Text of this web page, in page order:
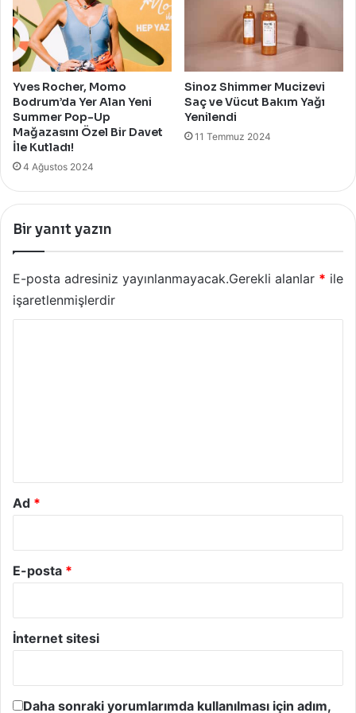
Yves Rocher, Momo
Bodrum’da Yer Alan Yeni
Summer Pop-Up
Mağazasını Özel Bir Davet
İle Kutladı!
4 Ağustos 2024
Sinoz Shimmer Mucizevi
Saç ve Vücut Bakım Yağı
Yenilendi
11 Temmuz 2024
Bir yanıt yazın
E-posta adresiniz yayınlanmayacak.Gerekli alanlar * ile
işaretlenmişlerdir
Ad *
E-posta *
İnternet sitesi
Daha sonraki yorumlarımda kullanılması için adım,